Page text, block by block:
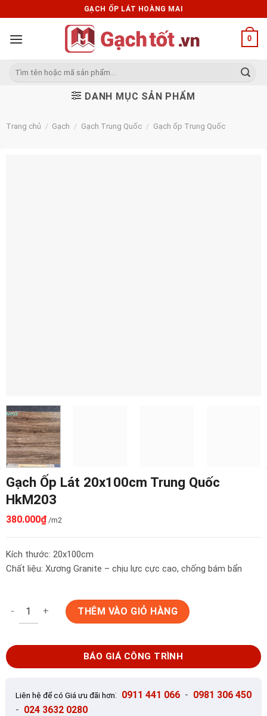
to
content
GẠCH ỐP LÁT HOÀNG MAI
0
Tìm
DANH MỤC SẢN PHẨM
Trang chủ / Gạch / Gạch Trung Quốc / Gạch ốp Trung Quốc
Gạch Ốp Lát 20x100cm Trung Quốc
HkM203
380.000₫ /m2
Kích thước: 20x100cm
Chất liệu: Xương Granite – chịu lực cực cao, chống bám bẩn
Gạch Ốp Lát 20x100cm Trung Quốc HkM203 số lượng
THÊM VÀO GIỎ HÀNG
BÁO GIÁ CÔNG TRÌNH
Liên hệ để có Giá ưu đãi hơn: 0911 441 066 - 0981 306 450
- 024 3632 0280